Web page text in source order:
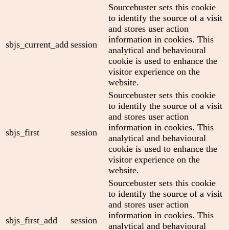
sbjs_current_add session
Sourcebuster sets this cookie
to identify the source of a visit
and stores user action
information in cookies. This
analytical and behavioural
cookie is used to enhance the
visitor experience on the
website.
sbjs_first session
Sourcebuster sets this cookie
to identify the source of a visit
and stores user action
information in cookies. This
analytical and behavioural
cookie is used to enhance the
visitor experience on the
website.
sbjs_first_add session
Sourcebuster sets this cookie
to identify the source of a visit
and stores user action
information in cookies. This
analytical and behavioural